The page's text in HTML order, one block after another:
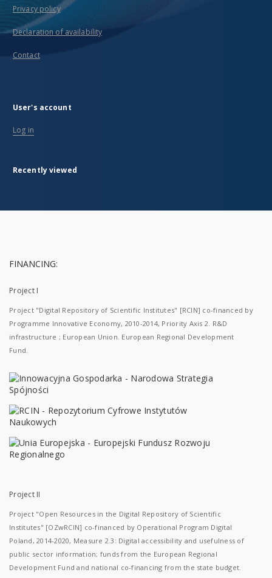
Privacy policy
Declaration of availability
Contact
User's account
Log in
Recently viewed
FINANCING:
Project I
Project "Digital Repository of Scientific Institutes" [RCIN] co-financed by
Programme Innovative Economy, 2010-2014, Priority Axis 2. R&D
infrastructure ; European Union. European Regional Development
Fund.
Project II
Project "Open Resources in the Digital Repository of Scientific
Institutes" [OZwRCIN] co-financed by Operational Program Digital
Poland, 2014-2020, Measure 2.3: Digital accessibility and usefulness of
public sector information; funds from the European Regional
Development Fund and national co-financing from the state budget.